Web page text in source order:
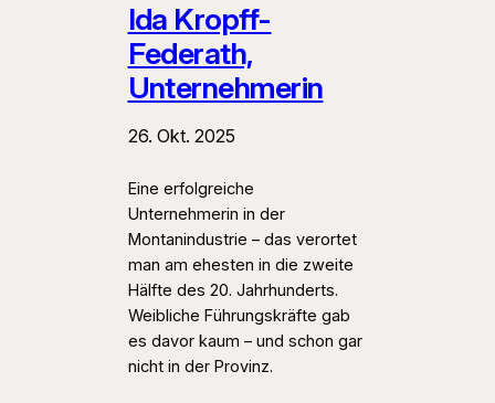
Ida Kropff-
Federath,
Unternehmerin
26. Okt. 2025
Eine erfolgreiche
Unternehmerin in der
Montanindustrie – das verortet
man am ehesten in die zweite
Hälfte des 20. Jahrhunderts.
Weibliche Führungskräfte gab
es davor kaum – und schon gar
nicht in der Provinz.